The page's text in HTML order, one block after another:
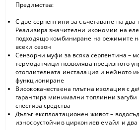
Предимства:
С две серпентини за съчетаване на два
Реализира значителни икономии на
подходящо комбиниране на режимите
всеки сезон
Сензорни муфи за всяка серпентина –
термодатчици позволява прецизното
отоплителната инсталация и нейното
функциониране
Висококачествена плътна изолация с
гарантира минимални топлинни
спестява средства
Дълъг експлоатационен живот –
износоустойчив циркониев емайл и